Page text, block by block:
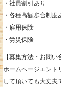
・社員割引あり
・各種高額歩合制度
・雇用保険
・労災保険
【募集方法・お問い
ホームページエント
して頂いても大丈